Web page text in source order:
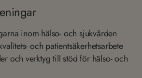
inom hälso- och sjukvården
och patientsäkerhetsarbete
och verktyg till stöd för hälso- och